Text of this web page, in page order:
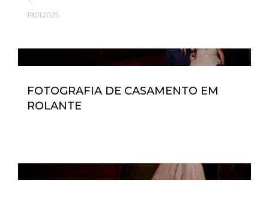
19.01.2025
FOTOGRAFIA DE CASAMENTO EM
ROLANTE